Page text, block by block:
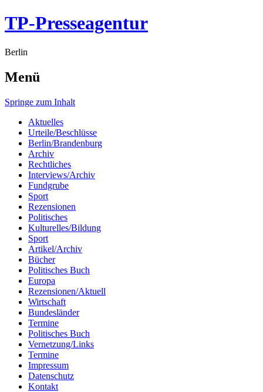
TP-Presseagentur
Berlin
Menü
Springe zum Inhalt
Aktuelles
Urteile/Beschlüsse
Berlin/Brandenburg
Archiv
Rechtliches
Interviews/Archiv
Fundgrube
Sport
Rezensionen
Politisches
Kulturelles/Bildung
Sport
Artikel/Archiv
Bücher
Politisches Buch
Europa
Rezensionen/Aktuell
Wirtschaft
Bundesländer
Termine
Politisches Buch
Vernetzung/Links
Termine
Impressum
Datenschutz
Kontakt